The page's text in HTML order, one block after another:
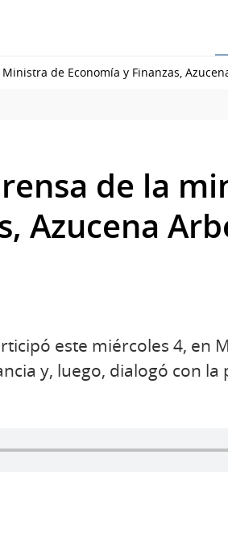
de Economía y Finanzas,
de la
Azucena
este miércoles 4, en
y, luego, dialogó con la